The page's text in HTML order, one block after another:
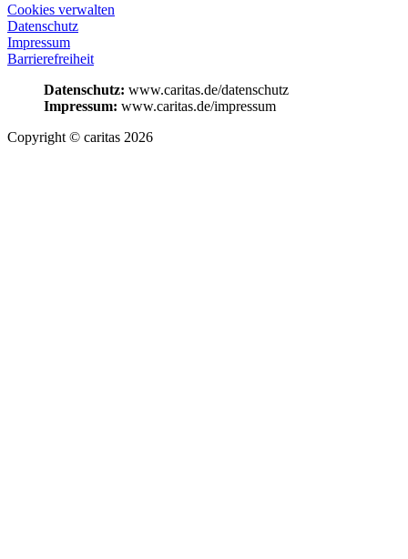
Cookies verwalten
Datenschutz
Impressum
Barrierefreiheit
Datenschutz: www.caritas.de/datenschutz
Impressum: www.caritas.de/impressum
Copyright © caritas 2026